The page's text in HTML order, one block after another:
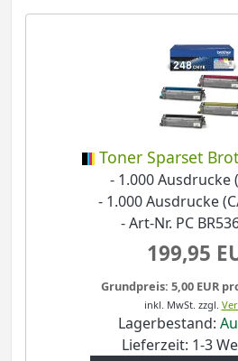
Toner Sparset
- 1.000 Ausdrucke
- 1.000 Ausdrucke
- Art-Nr. PC
199,95
Grundpreis: 5,00 EUR
inkl. MwSt. zzgl.
Lagerbestand:
Lieferzeit: 1-3